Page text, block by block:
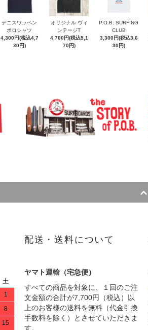
デニスワッペン
ポロシャツ
4,300円(税込4,7
30円)
オリジナル ヴィ
ンテージT
4,700円(税込5,1
70円)
P.O.B. SURFING
CLUB
3,300円(税込3,6
30円)
土
1
8
15
配送・送料について
ヤマト運輸（宅急便）
すべての商品を対象に、１回のご注
文金額の合計が7,700円（税込）以
上のお客様の送料を無料（代金引換
手数料を除く）とさせていただきま
す。